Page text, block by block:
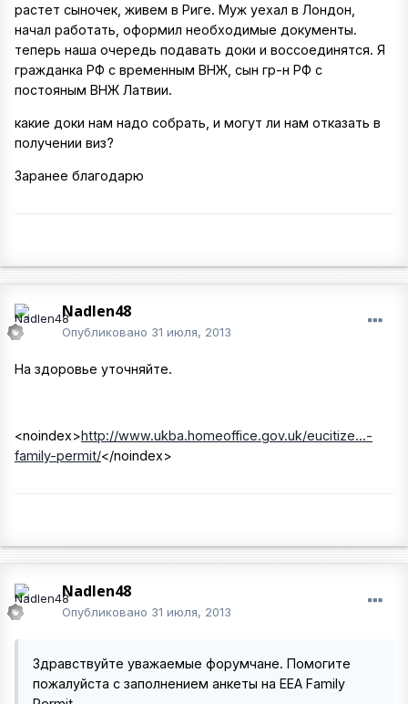
растет сыночек, живем в Риге. Муж уехал в Лондон,
начал работать, оформил необходимые документы.
теперь наша очередь подавать доки и воссоединятся. Я
гражданка РФ с временным ВНЖ, сын гр-н РФ с
постояным ВНЖ Латвии.
какие доки нам надо собрать, и могут ли нам отказать в
получении виз?
Заранее благодарю
Nadlen48
Опубликовано 31 июля, 2013
На здоровье уточняйте.
<noindex>http://www.ukba.homeoffice.gov.uk/eucitize...-
family-permit/</noindex>
Nadlen48
Опубликовано 31 июля, 2013
Здравствуйте уважаемые форумчане. Помогите
пожалуйста с заполнением анкеты на EEA Family